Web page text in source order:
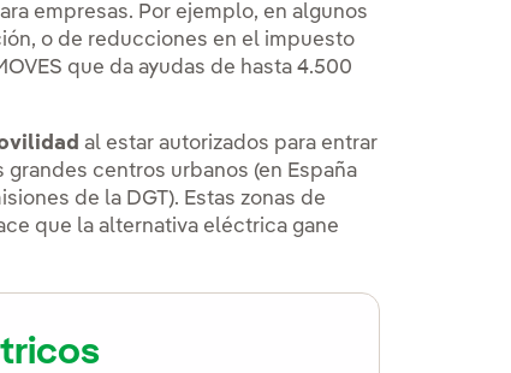
empresas. Por ejemplo, en algunos
o de reducciones en el impuesto
que da ayudas de hasta 4.500
al estar autorizados para entrar
centros urbanos (en España
de la DGT). Estas zonas de
que la alternativa eléctrica gane